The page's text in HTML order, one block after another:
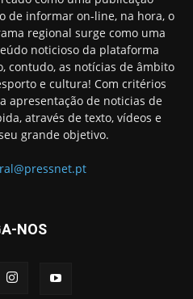
de informar on-line, na hora, o
regional surge como uma
noticioso da plataforma
contudo, as notícias de âmbito
e cultura! Com critérios
apresentação de noticias de
através de texto, vídeos e
grande objetivo.
NOS